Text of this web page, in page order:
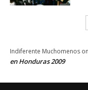
Indiferente Muchomenos on
en Honduras 2009